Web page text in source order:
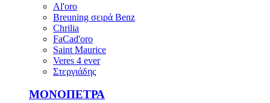
Al'oro
Breuning σειρά Benz
Chrilia
FaCad'oro
Saint Maurice
Veres 4 ever
Στεργιάδης
ΜΟΝΟΠΕΤΡΑ